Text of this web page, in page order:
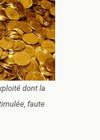
dont la
faute